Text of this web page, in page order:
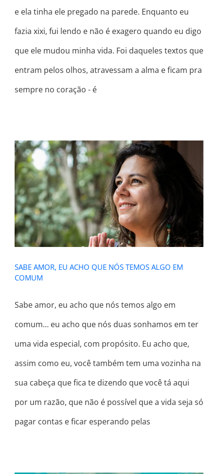
e ela tinha ele pregado na parede. Enquanto eu
fazia xixi, fui lendo e não é exagero quando eu digo
que ele mudou minha vida. Foi daqueles textos que
entram pelos olhos, atravessam a alma e ficam pra
sempre no coração - é
SABE AMOR, EU ACHO QUE NÓS
TEMOS ALGO EM COMUM
SABE AMOR, EU ACHO QUE NÓS TEMOS ALGO EM
COMUM
Sabe amor, eu acho que nós temos algo em
comum… eu acho que nós duas sonhamos em ter
uma vida especial, com propósito. Eu acho que,
assim como eu, você também tem uma vozinha na
sua cabeça que fica te dizendo que você tá aqui
por um razão, que não é possível que a vida seja só
pagar contas e ficar esperando pelas